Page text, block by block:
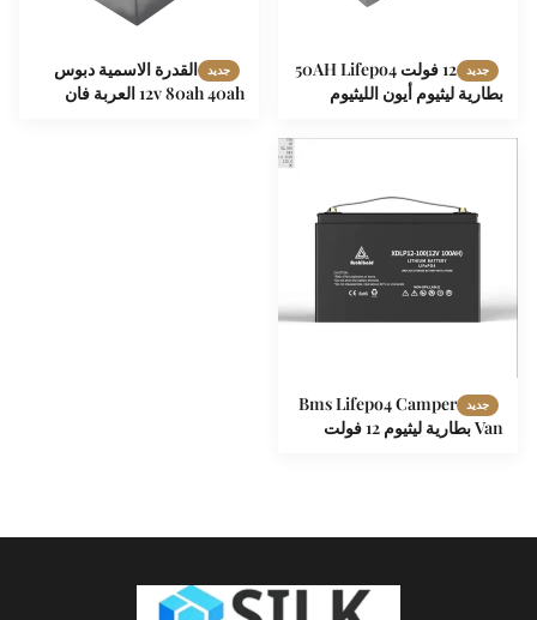
جديد
12 فولت 50AH Lifepo4
بطارية ليثيوم أيون الليثيوم
جديد
القدرة الاسمية دبوس
12v 80ah 40ah العربة فان
جديد
Bms Lifepo4 Camper
Van بطارية ليثيوم 12 فولت